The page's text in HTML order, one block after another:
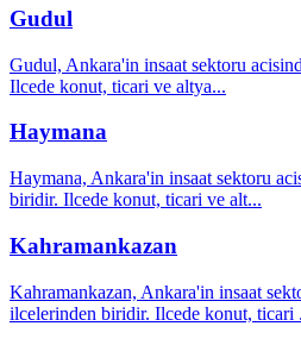
Gudul
Gudul, Ankara'in insaat sektoru
Ilcede konut, ticari ve altya...
Haymana
Haymana, Ankara'in insaat sektoru
biridir. Ilcede konut, ticari ve alt...
Kahramankazan
Kahramankazan, Ankara'in insaat
ilcelerinden biridir. Ilcede konut, ticari